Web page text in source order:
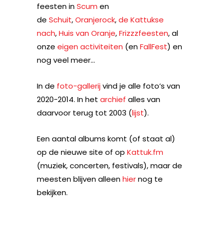
feesten inScum en
de Schuit,Oranjerock,de Kattukse
nach,Huis van Oranje,Frizzzfeesten, al
onze eigen activiteiten (enFallFest) en
nog veel meer…
In de foto-gallerijvind je alle foto’s van
2020-2014. In het archief alles van
daarvoor terug tot 2003 (lijst).
Een aantal albums komt (of staat al)
op de nieuwe site of op Kattuk.fm
(muziek, concerten, festivals), maar de
meesten blijven alleenhiernog te
bekijken.